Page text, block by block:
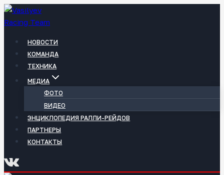
Перейти
к
НОВОСТИ
КОМАНДА
ТЕХНИКА
МЕДИА
ФОТО
ВИДЕО
ЭНЦИКЛОПЕДИЯ РАЛЛИ-РЕЙДОВ
ПАРТНЕРЫ
КОНТАКТЫ